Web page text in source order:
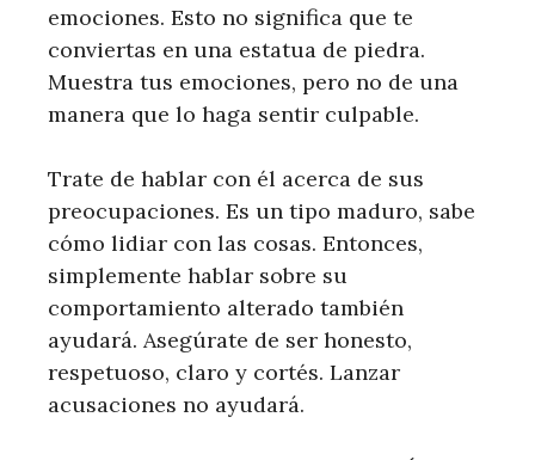
emociones. Esto no significa que te
conviertas en una estatua de piedra.
Muestra tus emociones, pero no de una
manera que lo haga sentir culpable.
Trate de hablar con él acerca de sus
preocupaciones. Es un tipo maduro, sabe
cómo lidiar con las cosas. Entonces,
simplemente hablar sobre su
comportamiento alterado también
ayudará. Asegúrate de ser honesto,
respetuoso, claro y cortés. Lanzar
acusaciones no ayudará.